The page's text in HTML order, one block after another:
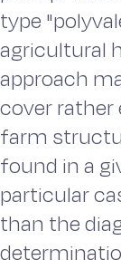
type
agricultural
approach
cover rather
farm
found in a
particular
than the